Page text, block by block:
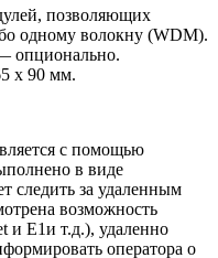
позволяющих
одному волокну (WDM).
опционально.
х 90 мм.
с помощью
в виде
следить за удаленным
возможность
и E1и т.д.), удаленно
оператора о